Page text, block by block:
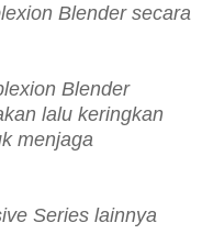
Blender secara
Blender
lalu keringkan
menjaga
Series lainnya